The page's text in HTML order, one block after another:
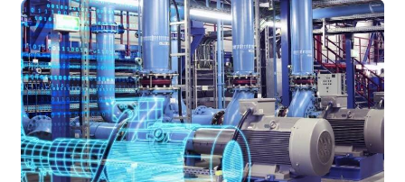
Nuestro objetivo es convertir operaciones
tradicionales enecosistemas inteligentes,
eficientes y monitorizados en tiempo real.